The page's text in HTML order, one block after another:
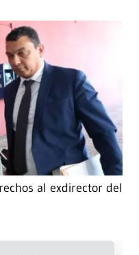
al exdirector del